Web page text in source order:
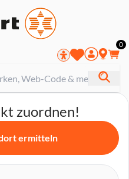
0
zuordnen!
ermitteln